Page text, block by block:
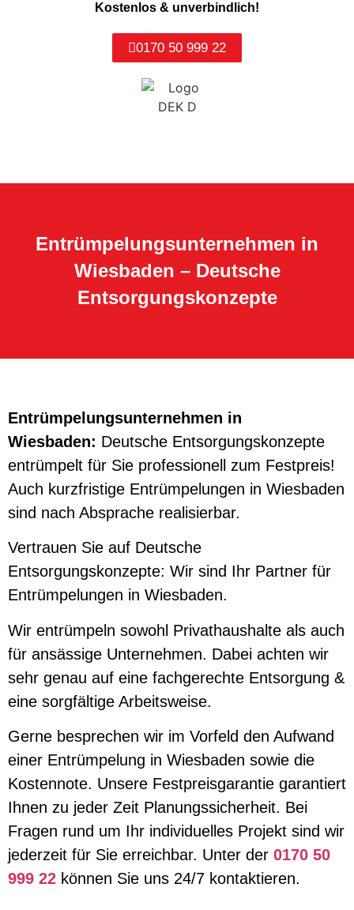
Kostenlos & unverbindlich!
0170 50 999 22
Entrümpelungsunternehmen in
Wiesbaden – Deutsche
Entsorgungskonzepte
Entrümpelungsunternehmen in
Wiesbaden: Deutsche Entsorgungskonzepte
entrümpelt für Sie professionell zum Festpreis!
Auch kurzfristige Entrümpelungen in Wiesbaden
sind nach Absprache realisierbar.
Vertrauen Sie auf Deutsche
Entsorgungskonzepte: Wir sind Ihr Partner für
Entrümpelungen in Wiesbaden.
Wir entrümpeln sowohl Privathaushalte als auch
für ansässige Unternehmen. Dabei achten wir
sehr genau auf eine fachgerechte Entsorgung &
eine sorgfältige Arbeitsweise.
Gerne besprechen wir im Vorfeld den Aufwand
einer Entrümpelung in Wiesbaden sowie die
Kostennote. Unsere Festpreisgarantie garantiert
Ihnen zu jeder Zeit Planungssicherheit. Bei
Fragen rund um Ihr individuelles Projekt sind wir
jederzeit für Sie erreichbar. Unter der 0170 50
999 22 können Sie uns 24/7 kontaktieren.